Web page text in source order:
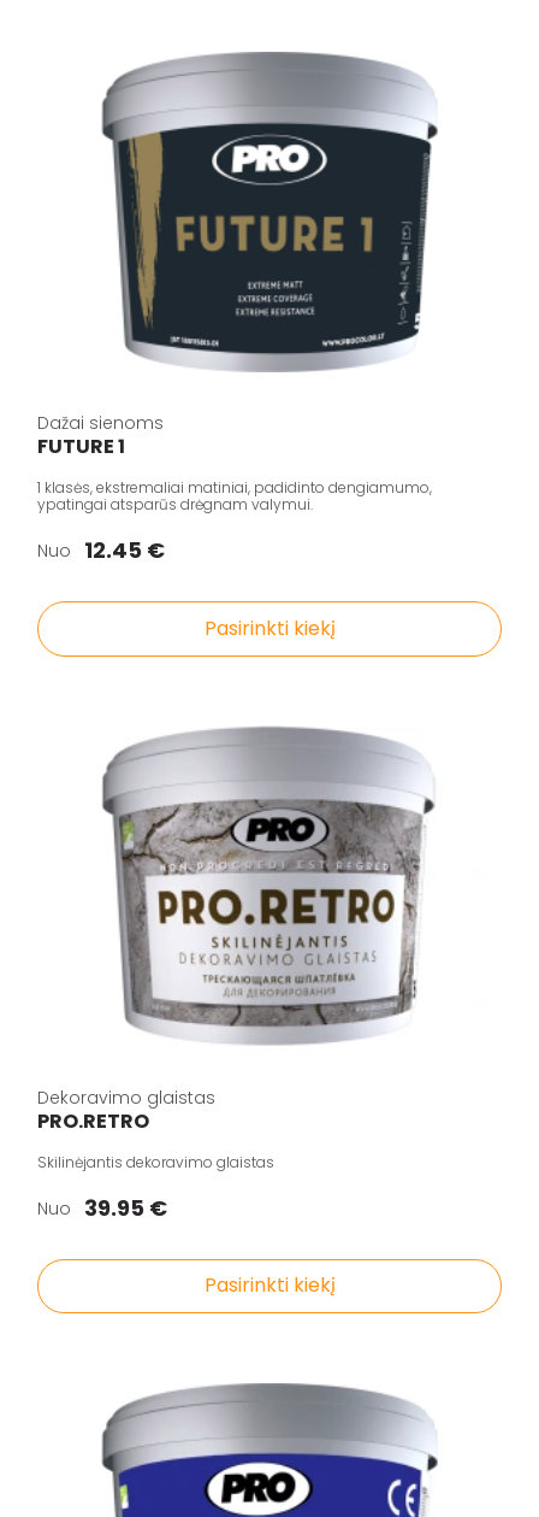
Dažai sienoms
FUTURE 1
1 klasės, ekstremaliai matiniai, padidinto dengiamumo,
ypatingai atsparūs drėgnam valymui.
Nuo 12.45 €
Pasirinkti kiekį
Dekoravimo glaistas
PRO.RETRO
Skilinėjantis dekoravimo glaistas
Nuo 39.95 €
Pasirinkti kiekį